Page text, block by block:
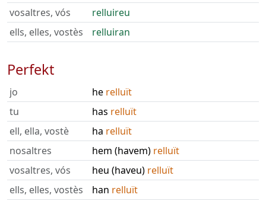
vosaltres, vós
relluireu
ells, elles, vostès
relluiran
Perfekt
jo he relluït
tu
has relluït
ell, ella, vostè
ha relluït
nosaltres
hem (havem) relluït
vosaltres, vós
heu (haveu) relluït
ells, elles, vostès
han relluït